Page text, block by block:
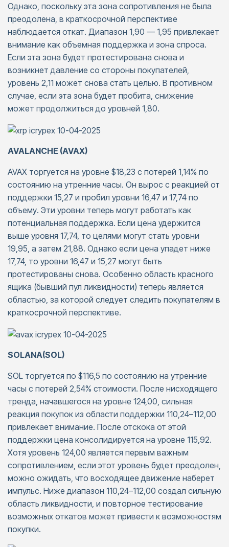
Однако, поскольку эта зона сопротивления не была
преодолена, в краткосрочной перспективе
наблюдается откат. Диапазон 1,90 — 1,95 привлекает
внимание как объемная поддержка и зона спроса.
Если эта зона будет протестирована снова и
возникнет давление со стороны покупателей,
уровень 2,11 может снова стать целью. В противном
случае, если эта зона будет пробита, снижение
может продолжиться до уровней 1,80.
AVALANCHE (AVAX)
AVAX торгуется на уровне $18,23 с потерей 1,14% по
состоянию на утренние часы. Он вырос с реакцией от
поддержки 15,27 и пробил уровни 16,47 и 17,74 по
объему. Эти уровни теперь могут работать как
потенциальная поддержка. Если цена удержится
выше уровня 17,74, то целями могут стать уровни
19,95, а затем 21,88. Однако если цена упадет ниже
17,74, то уровни 16,47 и 15,27 могут быть
протестированы снова. Особенно область красного
ящика (бывший пул ликвидности) теперь является
областью, за которой следует следить покупателям в
краткосрочной перспективе.
SOLANA(SOL)
SOL торгуется по $116,5 по состоянию на утренние
часы с потерей 2,54% стоимости. После нисходящего
тренда, начавшегося на уровне 124,00, сильная
реакция покупок из области поддержки 110,24–112,00
привлекает внимание. После отскока от этой
поддержки цена консолидируется на уровне 115,92.
Хотя уровень 124,00 является первым важным
сопротивлением, если этот уровень будет преодолен,
можно ожидать, что восходящее движение наберет
импульс. Ниже диапазон 110,24–112,00 создал сильную
область ликвидности, и повторное тестирование
возможных откатов может привести к возможностям
покупки.